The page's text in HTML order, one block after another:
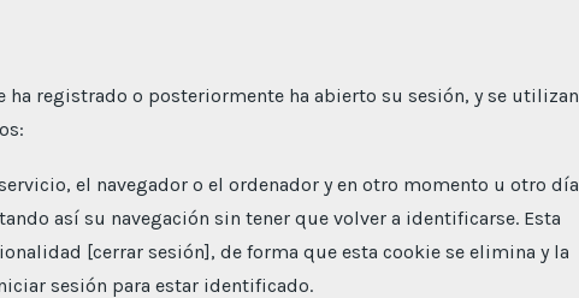
ha registrado o posteriormente ha abierto su sesión, y se utilizan
el navegador o el ordenador y en otro momento u otro día
así su navegación sin tener que volver a identificarse. Esta
[cerrar sesión], de forma que esta cookie se elimina y la
sesión para estar identificado.